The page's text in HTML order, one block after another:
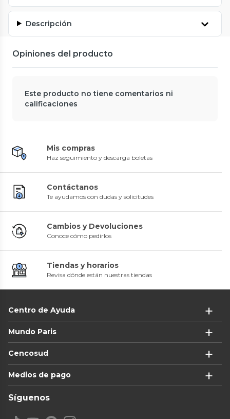
Descripción
Opiniones del producto
Este producto no tiene comentarios ni
calificaciones
Mis compras
Haz seguimiento y descarga boletas
Contáctanos
Te ayudamos con dudas y solicitudes
Cambios y Devoluciones
Conoce cómo pedirlos
Tiendas y horarios
Revisa dónde están nuestras tiendas
Centro de Ayuda
Mundo Paris
Cencosud
Medios de pago
Síguenos